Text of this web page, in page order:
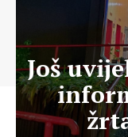
Još